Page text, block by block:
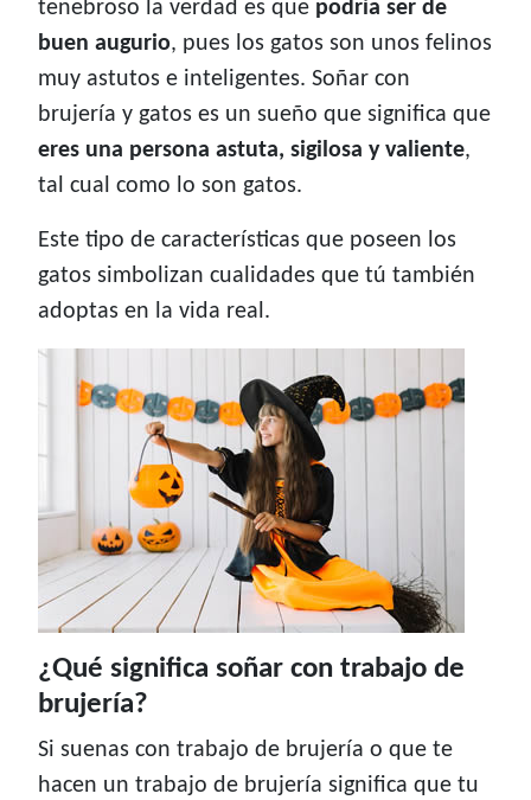
tenebroso la verdad es que podría ser de
buen augurio, pues los gatos son unos felinos
muy astutos e inteligentes. Soñar con
brujería y gatos es un sueño que significa que
eres una persona astuta, sigilosa y valiente,
tal cual como lo son gatos.
Este tipo de características que poseen los
gatos simbolizan cualidades que tú también
adoptas en la vida real.
¿Qué significa soñar con trabajo de
brujería?
Si suenas con trabajo de brujería o que te
hacen un trabajo de brujería significa que tu